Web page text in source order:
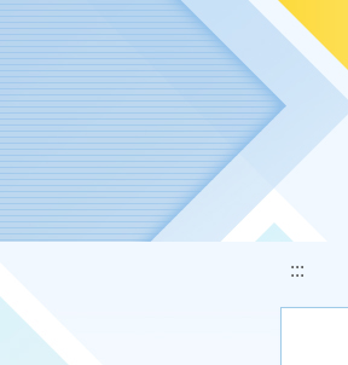
移至網頁之主要內容區位置
:::